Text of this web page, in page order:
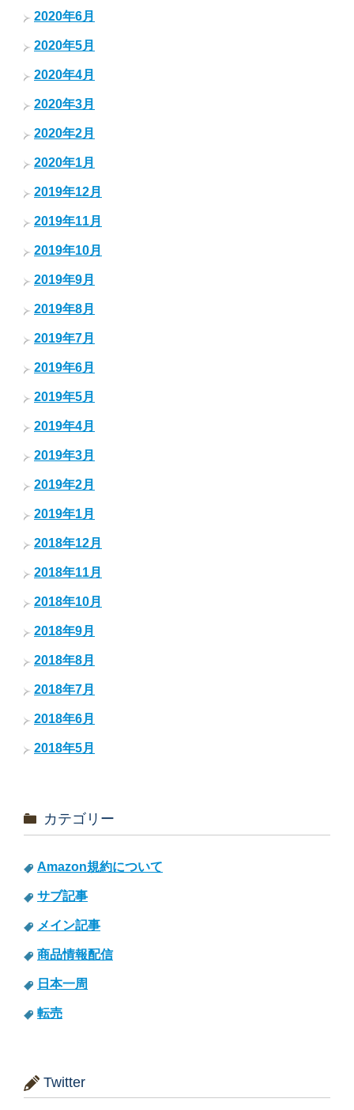
2020年6月
2020年5月
2020年4月
2020年3月
2020年2月
2020年1月
2019年12月
2019年11月
2019年10月
2019年9月
2019年8月
2019年7月
2019年6月
2019年5月
2019年4月
2019年3月
2019年2月
2019年1月
2018年12月
2018年11月
2018年10月
2018年9月
2018年8月
2018年7月
2018年6月
2018年5月
カテゴリー
Amazon規約について
サブ記事
メイン記事
商品情報配信
日本一周
転売
Twitter